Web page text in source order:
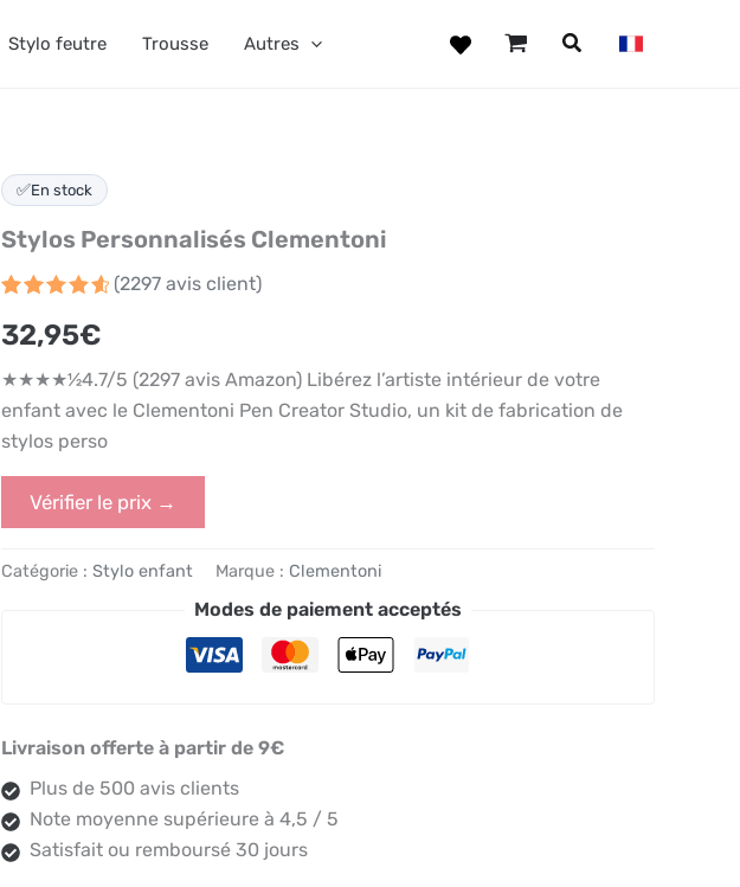
Stylo feutre Trousse Autres
✅En stock
Stylos Personnalisés Clementoni
sur 5
basé
sur
notations
client
(2297 avis client)
32,95€
★★★★½4.7/5 (2297 avis Amazon) Libérez l’artiste intérieur de votre
enfant avec le Clementoni Pen Creator Studio, un kit de fabrication de
stylos perso
Vérifier le prix →
Catégorie : Stylo enfant Marque : Clementoni
Modes de paiement acceptés
Livraison offerte à partir de 9€
Plus de 500 avis clients
Note moyenne supérieure à 4,5 / 5
Satisfait ou remboursé 30 jours